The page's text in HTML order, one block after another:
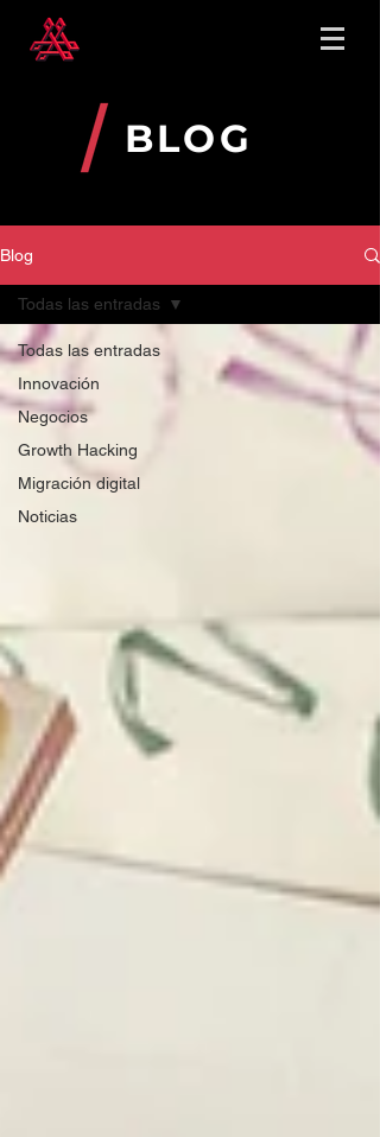
BLOG
Blog
Todas las entradas
Innovación
Negocios
Growth Hacking
Migración digital
Noticias
Todas las entradas